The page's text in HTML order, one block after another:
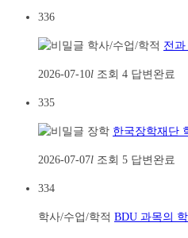
336
학사/수업/학적 전과
2026-07-10l 조회 4 답변완료
335
장학 한국장학재단
2026-07-07l 조회 5 답변완료
334
학사/수업/학적 BDU 과목의